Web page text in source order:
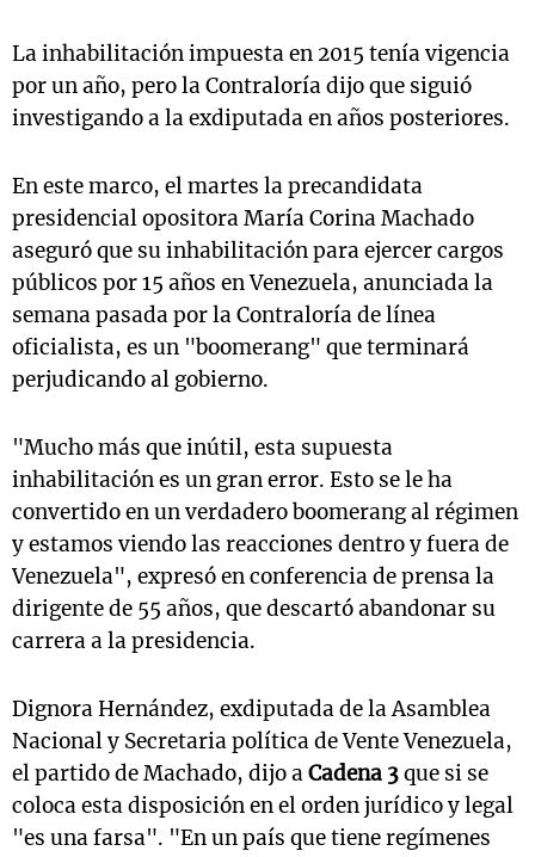
La inhabilitación impuesta en 2015 tenía vigencia
por un año, pero la Contraloría dijo que siguió
investigando a la exdiputada en años posteriores.
En este marco, el martes la precandidata
presidencial opositora María Corina Machado
aseguró que su inhabilitación para ejercer cargos
públicos por 15 años en Venezuela, anunciada la
semana pasada por la Contraloría de línea
oficialista, es un "boomerang" que terminará
perjudicando al gobierno.
"Mucho más que inútil, esta supuesta
inhabilitación es un gran error. Esto se le ha
convertido en un verdadero boomerang al régimen
y estamos viendo las reacciones dentro y fuera de
Venezuela", expresó en conferencia de prensa la
dirigente de 55 años, que descartó abandonar su
carrera a la presidencia.
Dignora Hernández, exdiputada de la Asamblea
Nacional y Secretaria política de Vente Venezuela,
el partido de Machado, dijo aCadena 3que si se
coloca esta disposición en el orden jurídico y legal
"es una farsa". "En un país que tiene regímenes